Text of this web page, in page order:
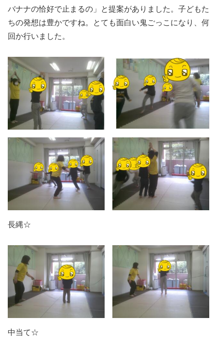
バナナの恰好で止まるの」と提案がありました。子どもた
ちの発想は豊かですね。とても面白い鬼ごっこになり、何
回か行いました。
長縄☆
中当て☆